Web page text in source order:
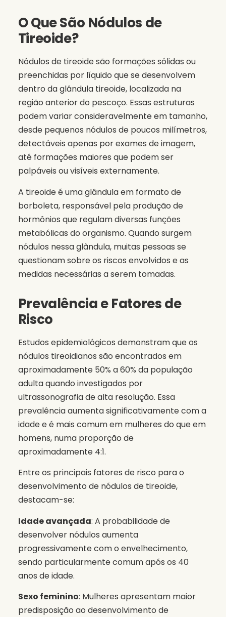
O Que São Nódulos de
Tireoide?
Nódulos de tireoide são formações sólidas ou
preenchidas por líquido que se desenvolvem
dentro da glândula tireoide, localizada na
região anterior do pescoço. Essas estruturas
podem variar consideravelmente em tamanho,
desde pequenos nódulos de poucos milímetros,
detectáveis apenas por exames de imagem,
até formações maiores que podem ser
palpáveis ou visíveis externamente.
A tireoide é uma glândula em formato de
borboleta, responsável pela produção de
hormônios que regulam diversas funções
metabólicas do organismo. Quando surgem
nódulos nessa glândula, muitas pessoas se
questionam sobre os riscos envolvidos e as
medidas necessárias a serem tomadas.
Prevalência e Fatores de
Risco
Estudos epidemiológicos demonstram que os
nódulos tireoidianos são encontrados em
aproximadamente 50% a 60% da população
adulta quando investigados por
ultrassonografia de alta resolução. Essa
prevalência aumenta significativamente com a
idade e é mais comum em mulheres do que em
homens, numa proporção de
aproximadamente 4:1.
Entre os principais fatores de risco para o
desenvolvimento de nódulos de tireoide,
destacam-se:
Idade avançada: A probabilidade de
desenvolver nódulos aumenta
progressivamente com o envelhecimento,
sendo particularmente comum após os 40
anos de idade.
Sexo feminino: Mulheres apresentam maior
predisposição ao desenvolvimento de